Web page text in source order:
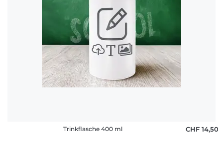
Trinkflasche 400 ml CHF 14,50